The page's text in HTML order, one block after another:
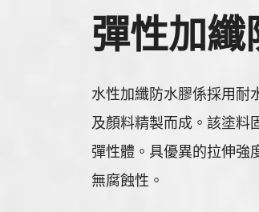
彈性加纖
水性加纖防水膠係採用耐
及顏料精製而成。該塗料
彈性體。具優異的拉伸強
無腐蝕性。